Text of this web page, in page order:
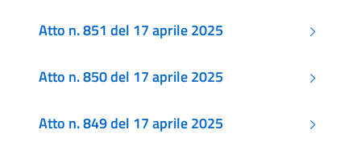
Atto n. 851 del 17 aprile 2025
Atto n. 850 del 17 aprile 2025
Atto n. 849 del 17 aprile 2025